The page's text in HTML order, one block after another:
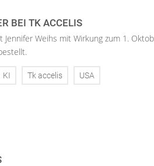
BEI TK ACCELIS
Weihs mit Wirkung zum 1.
KI Tk accelis USA